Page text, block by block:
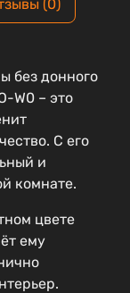
(0)
без донного
W0 – это
С его
и
комнате.
цвете
ему